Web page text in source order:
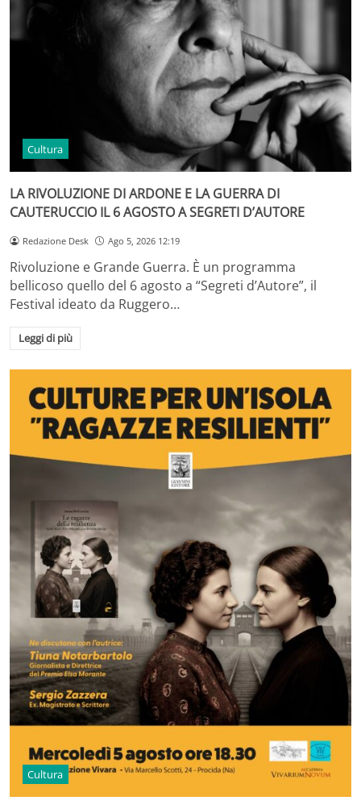
Cultura
LA RIVOLUZIONE DI ARDONE E LA GUERRA DI
CAUTERUCCIO IL 6 AGOSTO A SEGRETI D’AUTORE
Redazione Desk Ago 5, 2026 12:19
Rivoluzione e Grande Guerra. È un programma
bellicoso quello del 6 agosto a “Segreti d’Autore”, il
Festival ideato da Ruggero…
Leggi di più
Cultura